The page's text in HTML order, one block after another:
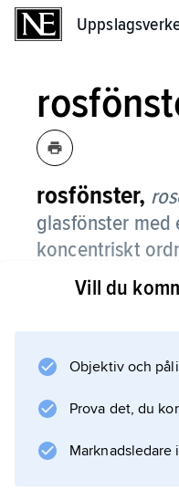
rosfönster,
glasfönster med
koncentriskt
Chartres
Vill du
Objektiv och
Prova det, du
Marknadsledare